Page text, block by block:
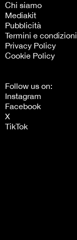
Chi siamo
Mediakit
Pubblicità
Termini e condizioni
Privacy Policy
Cookie Policy
Follow us on:
Instagram
Facebook
X
TikTok